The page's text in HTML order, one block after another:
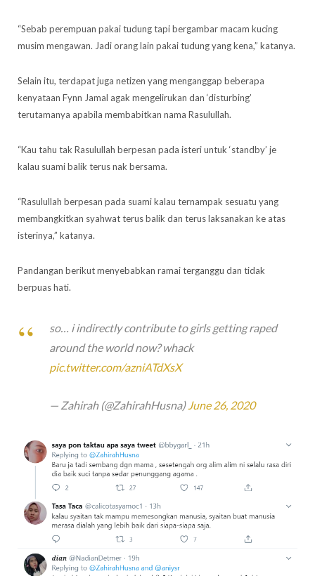
“Sebab perempuan pakai tudung tapi bergambar macam kucing
musim mengawan. Jadi orang lain pakai tudung yang kena,” katanya.
Selain itu, terdapat juga netizen yang menganggap beberapa
kenyataan Fynn Jamal agak mengelirukan dan ‘disturbing’
terutamanya apabila membabitkan nama Rasulullah.
“Kau tahu tak Rasulullah berpesan pada isteri untuk ‘standby’ je
kalau suami balik terus nak bersama.
“Rasulullah berpesan pada suami kalau ternampak sesuatu yang
membangkitkan syahwat terus balik dan terus laksanakan ke atas
isterinya,” katanya.
Pandangan berikut menyebabkan ramai terganggu dan tidak
berpuas hati.
so… i indirectly contribute to girls getting raped
around the world now? whack
pic.twitter.com/azniATdXsX
— Zahirah (@ZahirahHusna) June 26, 2020